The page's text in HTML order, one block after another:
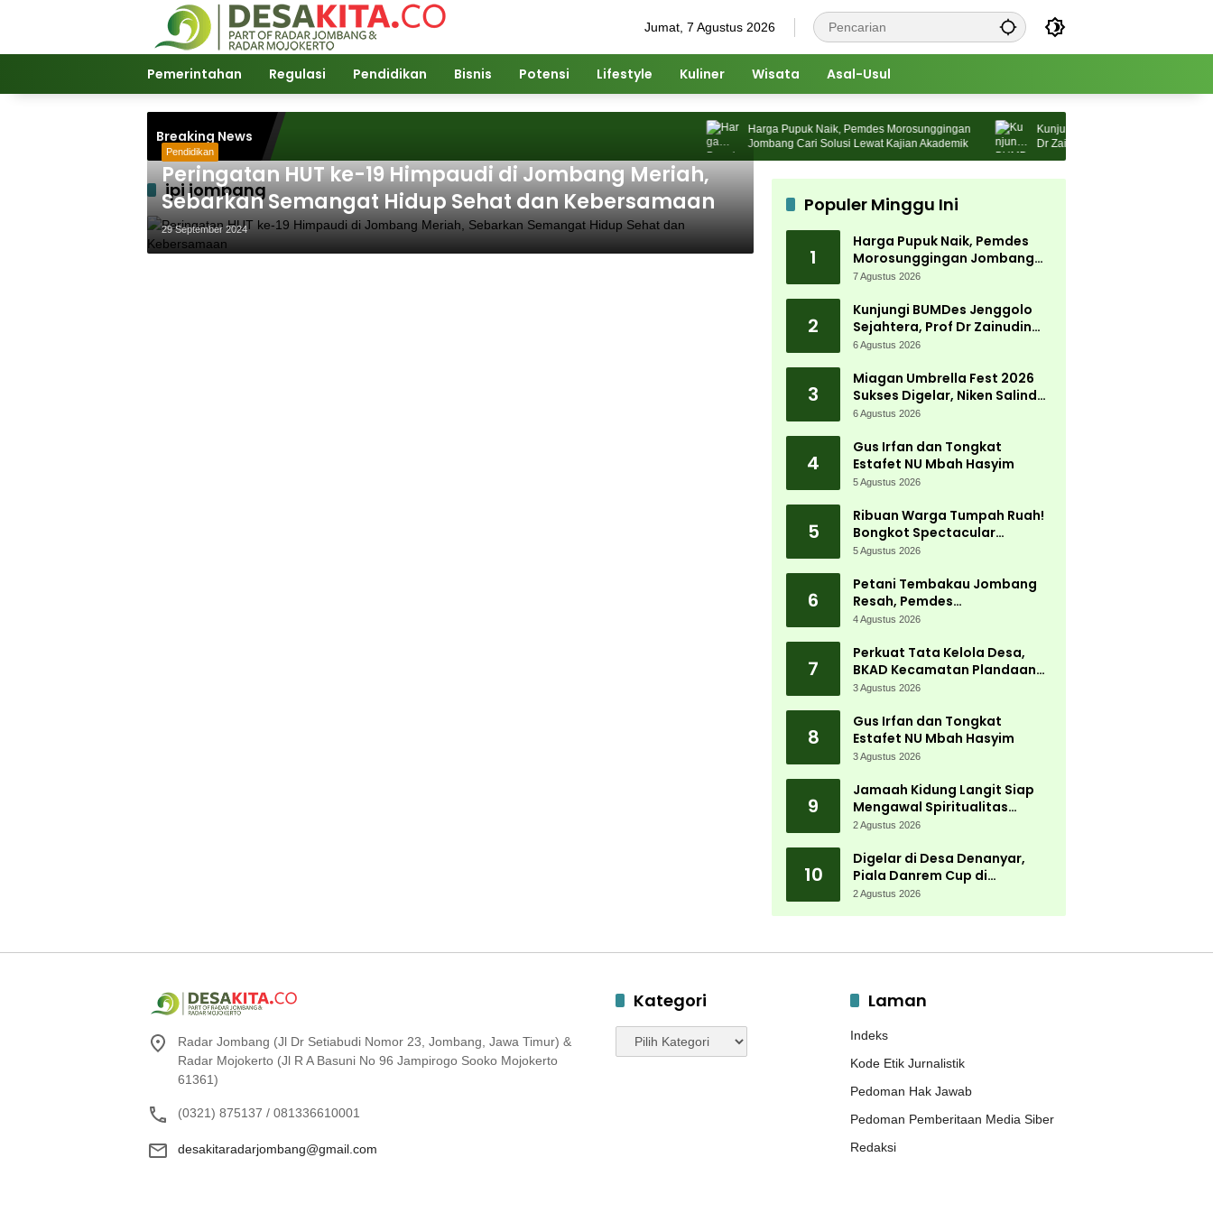
Jumat, 7 Agustus 2026
Pemerintahan Regulasi Pendidikan Bisnis Potensi Lifestyle Kuliner Wisata Asal-Usul
Breaking News
Harga Pupuk Naik, Pemdes Morosunggingan
Jombang Cari Solusi Lewat Kajian Akademik
Kunjungi BUMDes Jenggolo
Dr Zainudin Maliki: Kita Wujudkan
Kemandirian Ekonomi dengan Potensi
ipi jombang
Pendidikan
Peringatan HUT ke-19 Himpaudi di Jombang Meriah,
Sebarkan Semangat Hidup Sehat dan Kebersamaan
29 September 2024
Populer Minggu Ini
1
Harga Pupuk Naik, Pemdes
Morosunggingan Jombang
Cari Solusi Lewat Kajian
7 Agustus 2026
2
Kunjungi BUMDes Jenggolo
Sejahtera, Prof Dr Zainudin
Maliki: Kita Wujudkan
Potensi Desa
6 Agustus 2026
3
Miagan Umbrella Fest 2026
Sukses Digelar, Niken Salindry
Jadi Magnet Ribuan
6 Agustus 2026
4
Gus Irfan dan Tongkat
Estafet NU Mbah Hasyim
5 Agustus 2026
5
Ribuan Warga Tumpah Ruah!
Bongkot Spectacular
Carnival 2026 Jadi Pesta
Peterongan
5 Agustus 2026
6
Petani Tembakau Jombang
Resah, Pemdes
Tanjungwadung dan Disperta
4 Agustus 2026
7
Perkuat Tata Kelola Desa,
BKAD Kecamatan Plandaan
Gelar Pelatihan Aparatur
3 Agustus 2026
8
Gus Irfan dan Tongkat
Estafet NU Mbah Hasyim
3 Agustus 2026
9
Jamaah Kidung Langit Siap
Mengawal Spiritualitas
Muktamar NU
2 Agustus 2026
10
Digelar di Desa Denanyar,
Piala Danrem Cup di
Jombang Fokus Cetak Bibit
2 Agustus 2026
Radar Jombang (Jl Dr Setiabudi Nomor 23, Jombang, Jawa Timur) &
Radar Mojokerto (Jl R A Basuni No 96 Jampirogo Sooko Mojokerto
61361)
(0321) 875137 / 081336610001
desakitaradarjombang@gmail.com
Kategori
Kategori
Laman
Indeks
Kode Etik Jurnalistik
Pedoman Hak Jawab
Pedoman Pemberitaan Media Siber
Redaksi